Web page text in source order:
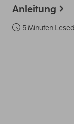
Anleitung
5 Minuten